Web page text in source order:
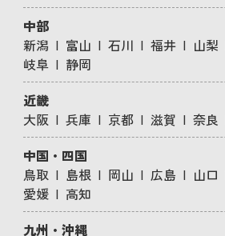
中部
新潟
富山 石川 福井 山梨
岐阜
静岡
近畿
大阪
兵庫 京都 滋賀 奈良
中国・四国
鳥取
島根 岡山 広島 山口
愛媛
高知
九州・沖縄